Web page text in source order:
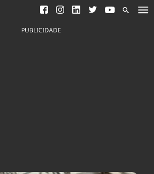
Saneamento
Indicadores
PUBLICIDADE